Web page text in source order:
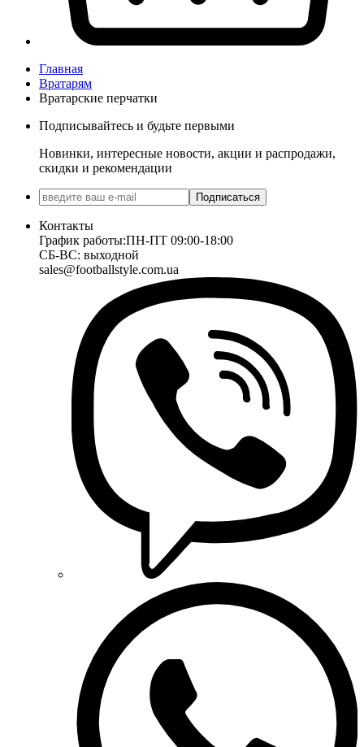
Главная
Вратарям
Вратарские перчатки
Подписывайтесь и будьте первыми
Новинки, интересные новости, акции и распродажи,
скидки и рекомендации
Подписаться
Контакты
График работы:ПН-ПТ 09:00-18:00
СБ-ВС: выходной
sales@footballstyle.com.ua